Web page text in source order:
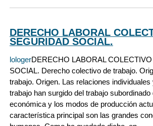
DERECHO LABORAL
SEGURIDAD SOCIAL.
lologerDERECHO LABORAL
SOCIAL. Derecho colectivo de trabajo.
trabajo. Origen. Las relaciones
trabajo han surgido del trabajo subordinado
económica y los modos de producción
característica principal son las grandes